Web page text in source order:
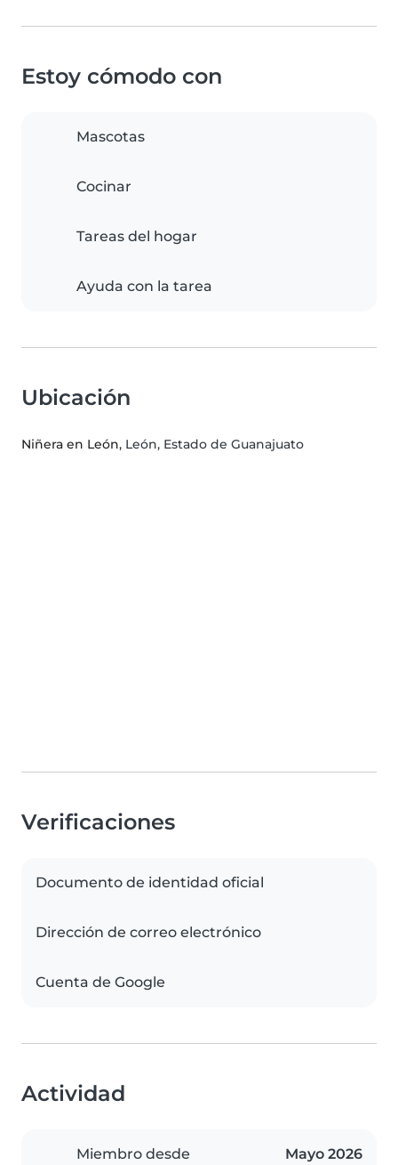
Estoy cómodo con
Mascotas
Cocinar
Tareas del hogar
Ayuda con la tarea
Ubicación
Niñera en León, León, Estado de Guanajuato
Verificaciones
Documento de identidad oficial
Dirección de correo electrónico
Cuenta de Google
Actividad
Miembro desde Mayo 2026